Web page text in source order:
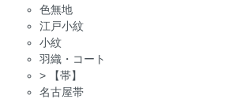
色無地
江戸小紋
小紋
羽織・コート
>
【帯】
名古屋帯